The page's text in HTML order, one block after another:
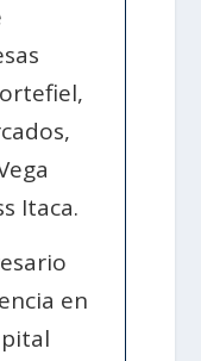
Itaca.
en